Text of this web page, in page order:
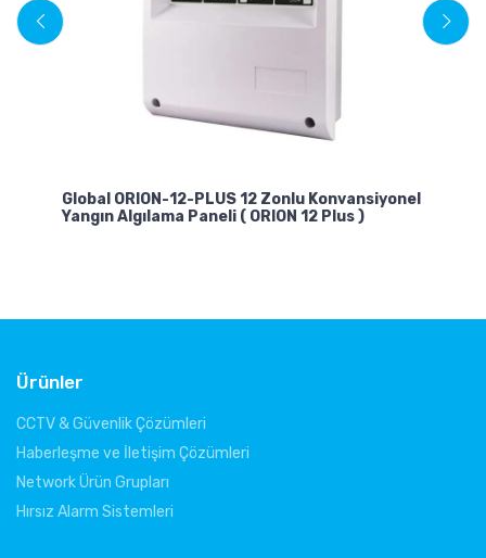
Global ORION-12-PLUS 12 Zonlu Konvansiyonel
Yangın Algılama Paneli ( ORION 12 Plus )
Ürünler
CCTV & Güvenlik Çözümleri
Haberleşme ve İletişim Çözümleri
Network Ürün Grupları
Hırsız Alarm Sistemleri